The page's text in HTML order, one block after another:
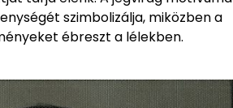
szimbolizálja, miközben a
ébreszt a lélekben.